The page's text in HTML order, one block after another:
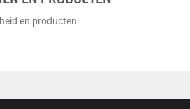
en producten.